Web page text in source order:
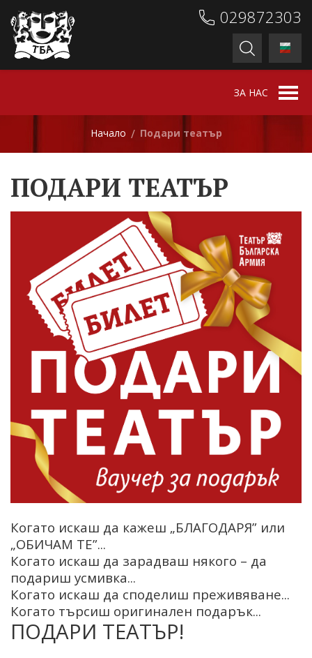
029872303
ЗА НАС
Начало / Подари театър
ПОДАРИ ТЕАТЪР
Когато искаш да кажеш „БЛАГОДАРЯ” или
„ОБИЧАМ ТЕ”...
Когато искаш да зарадваш някого – да
подариш усмивка...
Когато искаш да споделиш преживяване...
Когато търсиш оригинален подарък...
ПОДАРИ ТЕАТЪР!